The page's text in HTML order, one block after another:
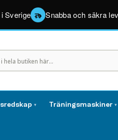
Sverige Snabba och säkra
▾ Träningsmaskiner ▾